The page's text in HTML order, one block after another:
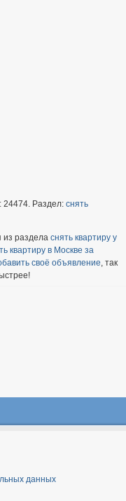
24474. Раздел: снять
из раздела снять квартиру у
квартиру в Москве за
своё объявление, так
данных